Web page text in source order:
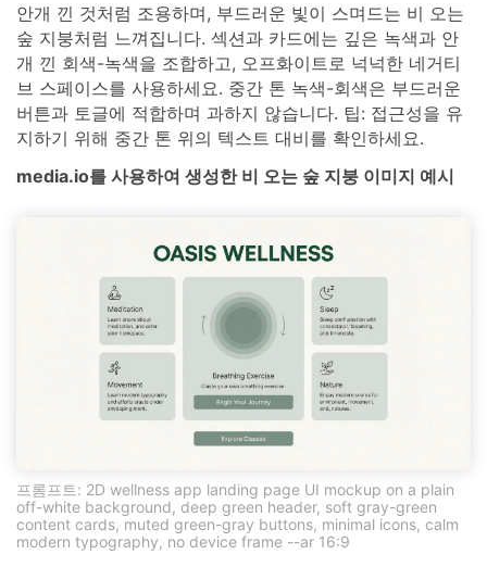
안개 낀 것처럼 조용하며, 부드러운 빛이 스며드는 비 오는
숲 지붕처럼 느껴집니다. 섹션과 카드에는 깊은 녹색과 안
개 낀 회색-녹색을 조합하고, 오프화이트로 넉넉한 네거티
브 스페이스를 사용하세요. 중간 톤 녹색-회색은 부드러운
버튼과 토글에 적합하며 과하지 않습니다. 팁: 접근성을 유
지하기 위해 중간 톤 위의 텍스트 대비를 확인하세요.
media.io를 사용하여 생성한 비 오는 숲 지붕 이미지 예시
프롬프트: 2D wellness app landing page UI mockup on a plain
off-white background, deep green header, soft gray-green
content cards, muted green-gray buttons, minimal icons, calm
modern typography, no device frame --ar 16:9